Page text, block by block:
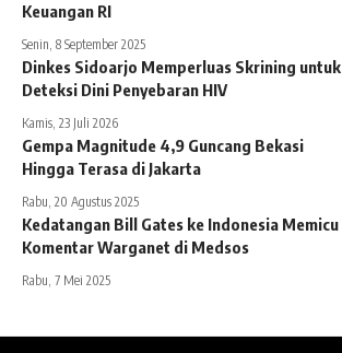
Keuangan RI
Senin, 8 September 2025
Dinkes Sidoarjo Memperluas Skrining untuk
Deteksi Dini Penyebaran HIV
Kamis, 23 Juli 2026
Gempa Magnitude 4,9 Guncang Bekasi
Hingga Terasa di Jakarta
Rabu, 20 Agustus 2025
Kedatangan Bill Gates ke Indonesia Memicu
Komentar Warganet di Medsos
Rabu, 7 Mei 2025